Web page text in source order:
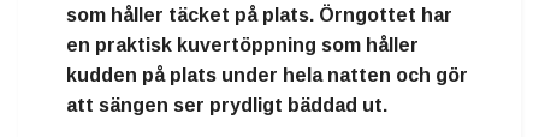
som håller täcket på plats. Örngottet har
en praktisk kuvertöppning som håller
kudden på plats under hela natten och gör
att sängen ser prydligt bäddad ut.